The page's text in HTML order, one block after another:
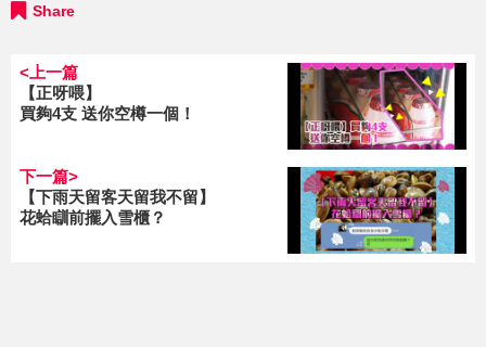
Share
<上一篇
【正呀喂】
買夠4支 送你空樽一個！
下一篇>
【下雨天留客天留我不留】
花蛤瞓前擺入雪櫃？